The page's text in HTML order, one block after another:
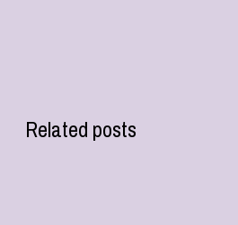
Related posts